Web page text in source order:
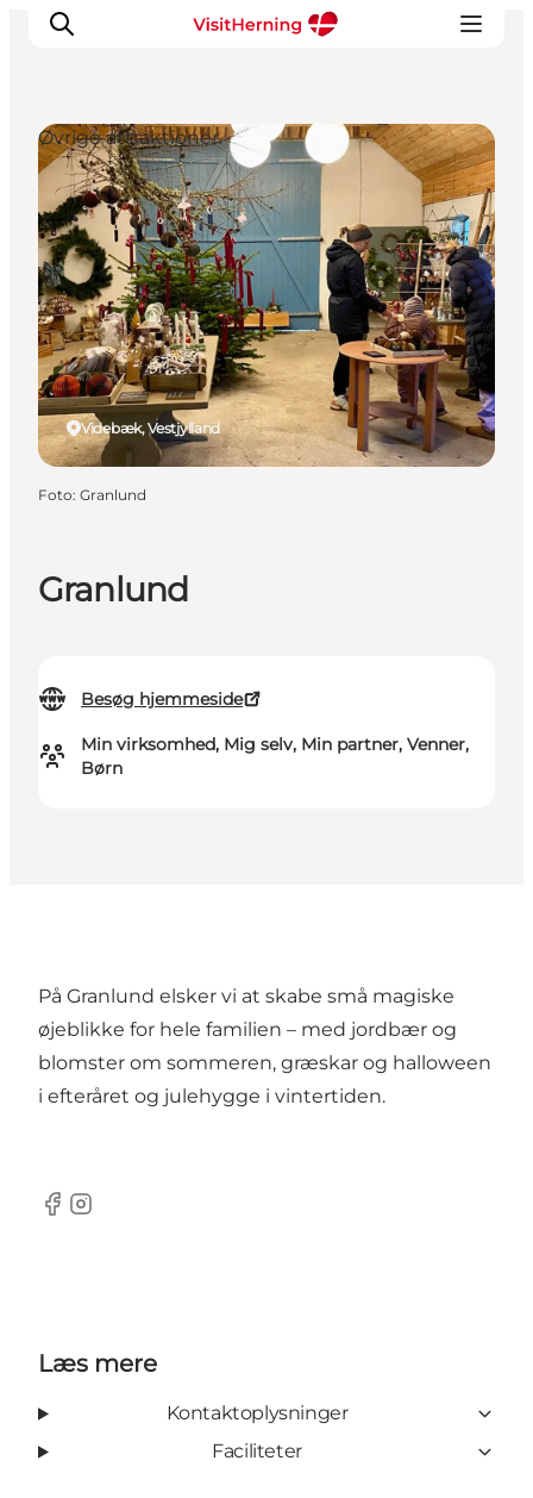
Det sker
Spis, drik og shop
Kunstlandet
Se og oplev
Find vej
Sov godt
Book overnatning
Granlund
Besøg hjemmeside
Min virksomhed, Mig selv, Min partner, Venner,
Børn
Videbæk, Vestjylland
Øvrige attraktioner
Foto: Granlund
På Granlund elsker vi at skabe små magiske
øjeblikke for hele familien – med jordbær og
blomster om sommeren, græskar og halloween
i efteråret og julehygge i vintertiden.
Facebook
Instagram
Læs mere
Kontaktoplysninger
Faciliteter